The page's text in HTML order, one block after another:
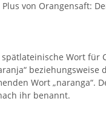
von Orangensaft:
Wort für
beziehungsweise
Wort „naranga“.
ihr benannt.